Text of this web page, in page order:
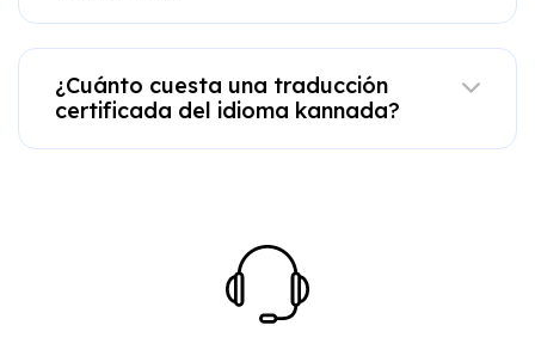
¿Cuánto cuesta una traducción
certificada del idioma kannada?